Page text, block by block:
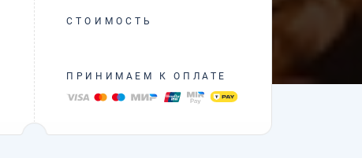
СТОИМОСТЬ
ПРИНИМАЕМ К ОПЛАТЕ